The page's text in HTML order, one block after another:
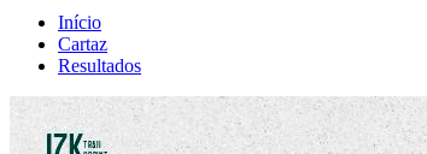
Início
Cartaz
Resultados